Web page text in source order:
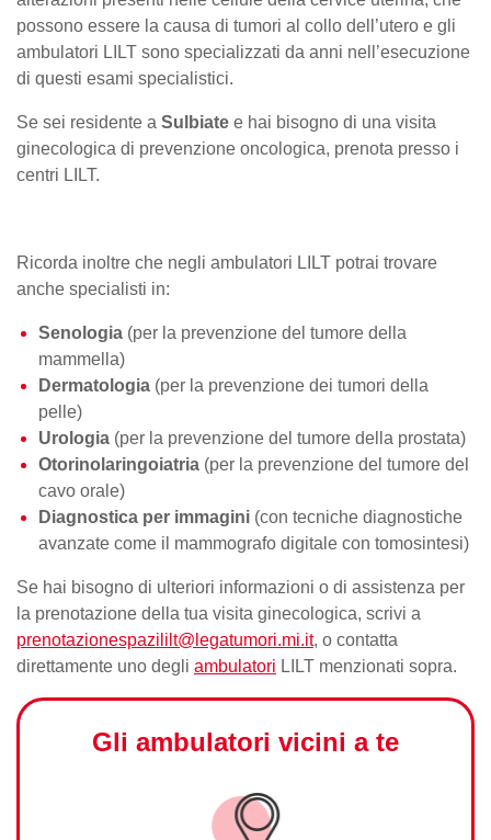
possono essere la causa di tumori al collo dell’utero e gli
ambulatori LILT sono specializzati da anni nell’esecuzione
di questi esami specialistici.
Se sei residente a Sulbiate e hai bisogno di una visita
ginecologica di prevenzione oncologica, prenota presso i
centri LILT.
Ricorda inoltre che negli ambulatori LILT potrai trovare
anche specialisti in:
Senologia (per la prevenzione del tumore della
mammella)
Dermatologia (per la prevenzione dei tumori della
pelle)
Urologia (per la prevenzione del tumore della prostata)
Otorinolaringoiatria (per la prevenzione del tumore del
cavo orale)
Diagnostica per immagini (con tecniche diagnostiche
avanzate come il mammografo digitale con tomosintesi)
Se hai bisogno di ulteriori informazioni o di assistenza per
la prenotazione della tua visita ginecologica, scrivi a
prenotazionespazililt@legatumori.mi.it, o contatta
direttamente uno degli ambulatori LILT menzionati sopra.
Gli ambulatori vicini a te